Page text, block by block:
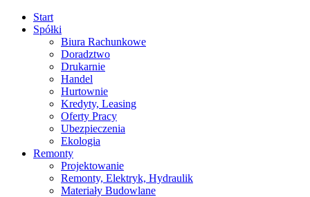
Start
Spółki
Biura Rachunkowe
Doradztwo
Drukarnie
Handel
Hurtownie
Kredyty, Leasing
Oferty Pracy
Ubezpieczenia
Ekologia
Remonty
Projektowanie
Remonty, Elektryk, Hydraulik
Materiały Budowlane